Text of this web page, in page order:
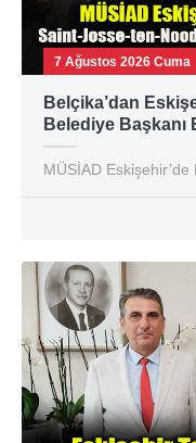
7 Ağustos 2026 Cuma
Belçika’dan
Belediye Başkanı
MÜSİAD Eskişehir’de